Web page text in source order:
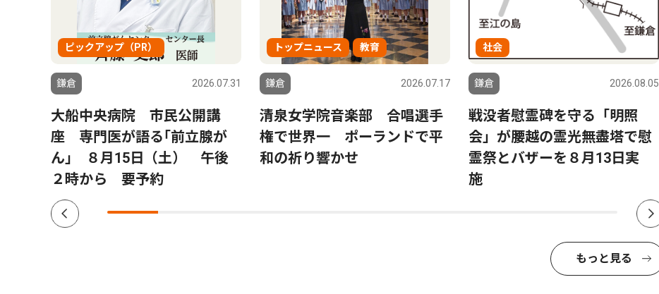
ピックアップ（PR）
鎌倉 2026.07.31
大船中央病院 市民公開講
座 専門医が語る｢前立腺が
ん｣ ８月15日（土） 午後
２時から 要予約
トップニュース 教育
鎌倉 2026.07.17
清泉女学院音楽部 合唱選手
権で世界一 ポーランドで平
和の祈り響かせ
社会
鎌倉 2026.08.05
戦没者慰霊碑を守る「明照
会」が腰越の霊光無盡塔で慰
霊祭とバザーを８月13日実
施
もっと見る